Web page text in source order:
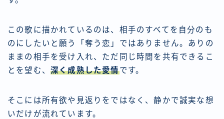
この歌に描かれているのは、相手のすべてを自分のも
のにしたいと願う「奪う恋」ではありません。ありの
ままの相手を受け入れ、ただ同じ時間を共有できるこ
とを望む、 深く成熟した愛情です。
そこには所有欲や見返りをではなく、静かで誠実な想
いだけが流れています。